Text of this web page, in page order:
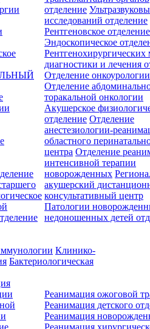
отделение
исследований отделение
Рентгеновское отделение
Эндоскопическое
Рентгенохирургических
диагностики и лечения
Отделение онкоурологии
Отделение
торакальной онкологии
Акушерское
отделение Отделение
анестезиологии-
областного
центра Отделение
интенсивной терапии
новорожденных
акушерский
консультативный центр
Патологии
недоношенных детей
Клинико-
Бактериологическая
Реанимация ожоговой
Реанимация детского
Реанимация
Реанимация